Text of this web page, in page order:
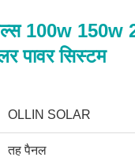
100w 150w
पावर सिस्टम
OLLIN SOLAR
तह पैनल